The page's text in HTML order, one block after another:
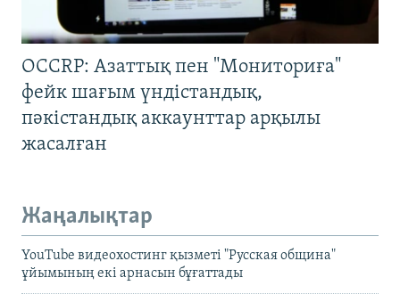
OCCRP: Азаттық пен "Мониториға"
фейк шағым үндістандық,
пәкістандық аккаунттар арқылы
жасалған
Жаңалықтар
YouTube видеохостинг қызметі "Русская община"
ұйымының екі арнасын бұғаттады